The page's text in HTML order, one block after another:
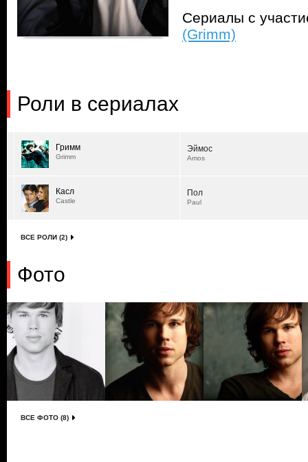
Сериалы с
(Grimm)
Роли в сериалах
Гримм
Grimm
Эймос
Amos
Касл
Castle
Пол
Paul
ВСЕ РОЛИ (2)
Фото
ВСЕ ФОТО (8)